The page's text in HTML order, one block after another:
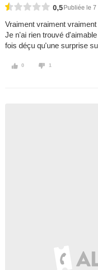
0,5 Publiée le
Vraiment vraiment vraiment
Je n'ai rien trouvé
fois déçu qu'une surprise
0 1